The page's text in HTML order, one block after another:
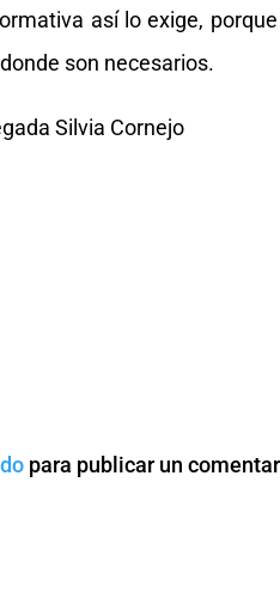
así lo exige,
son necesarios.
Silvia Cornejo
para publicar un